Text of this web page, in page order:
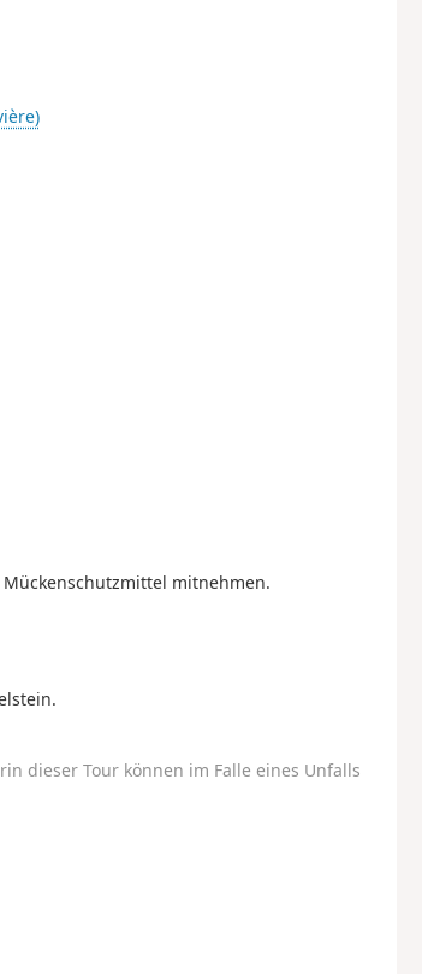
mitnehmen.
dieser Tour können im Falle eines Unfalls